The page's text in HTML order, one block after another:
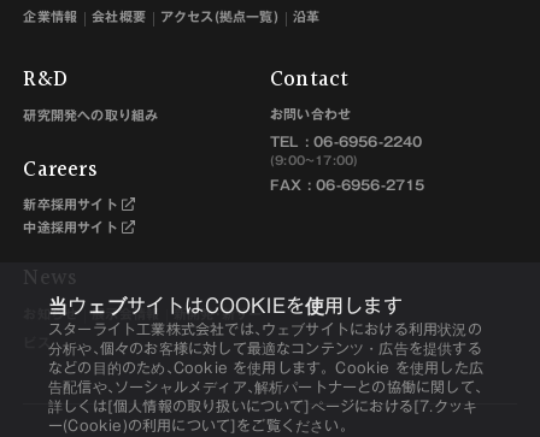
当ウェブサイトはCOOKIEを使用します
スターライト工業株式会社では､ウェブサイトにおける利用状況の
分析や､個々のお客様に対して最適なコンテンツ・広告を提供する
などの目的のため､Cookie を使用します。Cookie を使用した広
告配信や､ソーシャルメディア､解析パートナーとの協働に関して､
詳しくは[個人情報の取り扱いについて]ページにおける[7.クッキ
ー(Cookie)の利用について]をご覧ください。
企業情報 会社概要 アクセス(拠点一覧) 沿革
R&D
研究開発への取り組み
Careers
新卒採用サイト
中途採用サイト
News
お知らせ 展示会情報 新開発･新サー
Contact
お問い合わせ
TEL :06-6956-2240
(9:00~17:00)
FAX : 06-6956-2715